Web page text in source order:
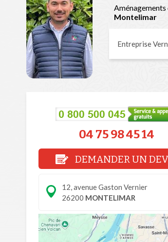
Montelimar
Entreprise
04 75 98 45 14
DEMANDER UN
12, avenue Gaston Vernier
26200 MONTELIMAR